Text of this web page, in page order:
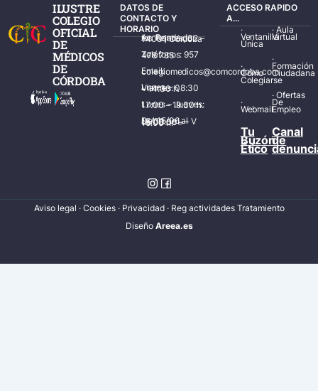
ILUSTRE
COLEGIO
OFICIAL
DE
MÉDICOS
DE
CÓRDOBA
DATOS DE
CONTACTO Y
HORARIO
Av. Ronda de los Tejares, 32 – 14001 Córdoba
Teléfonos: 957 478 785
Email: colegiomedicos@comcordoba.com
Lunes – Viernes: 08:30 – 14:30 h.
Lunes – Jueves: 17:00 – 19:30 h.
Del 15/06 al 15/09 de L – V de 08:00 – 15:00 h.
ACCESO RAPIDO
A...
·
Ventanilla
Única
·
Cómo
Colegiarse
·
Webmail
·Aula
Virtual
·
Formación
Ciudadana
·Ofertas
De
Empleo
Tu
Buzón
Ético
Canal
de
Aviso legal · Cookies· Privacidad · Reg actividades Tratamiento
Diseño Areea.es